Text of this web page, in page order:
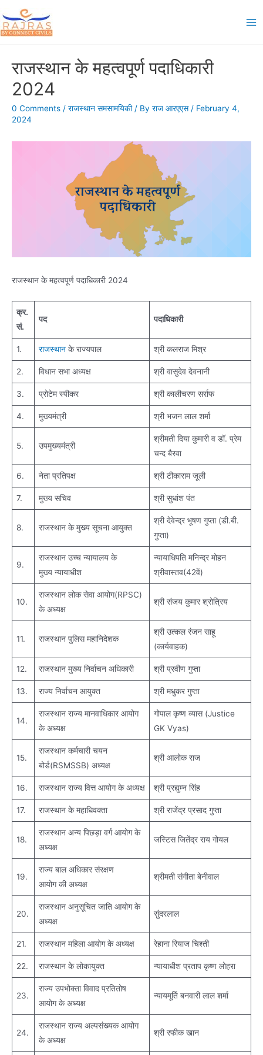
to
content
राजस्थान के महत्वपूर्ण पदाधिकारी
2024
0 Comments / राजस्थान समसामयिकी/ By राज आरएएस / February 4,
2024
राजस्थान के महत्वपूर्ण पदाधिकारी 2024
क्र.
सं.
पद पदाधिकारी
1. राजस्थानके राज्यपाल श्री कलराज मिश्र
2. विधान सभा अध्यक्ष श्री वासुदेव देवनानी
3. प्रोटेम स्पीकर श्री कालीचरण सर्राफ
4. मुख्यमंत्री श्री भजन लाल शर्मा
5. उपमुख्यमंत्री
श्रीमती दिया कुमारी व डॉ. प्रेम
चन्‍द बैरवा
6. नेता प्रतिपक्ष श्री टीकाराम जूली
7. मुख्य सचिव श्री सुधांश पंत
8. राजस्थान के मुख्य सूचना आयुक्त
श्री देवेन्द्र भूषण गुप्ता (डी.बी.
गुप्ता)
9.
राजस्थान उच्च न्यायालय के
मुख्य न्यायाधीश
न्यायाधिपति मनिन्द्र मोहन
श्रीवास्तव(42वें)
10.
राजस्थान लोक सेवा आयोग(RPSC)
के अध्यक्ष
श्री संजय कुमार श्रोत्रिय
11. राजस्थान पुलिस महानिदेशक
श्री उत्कल रंजन साहू
(कार्यवाहक)
12. राजस्थान मुख्य निर्वाचन अधिकारी श्री प्रवीण गुप्ता
13. राज्‍य निर्वाचन आयुक्‍त श्री मधुकर गुप्ता
14.
राजस्थान राज्य मानवाधिकार आयोग
के अध्यक्ष
गोपाल कृष्ण व्यास (Justice
GK Vyas)
15.
राजस्थान कर्मचारी चयन
बोर्ड(RSMSSB) अध्यक्ष
श्री आलोक राज
16. राजस्थान राज्य वित्त आयोग के अध्यक्ष श्री प्रद्युम्न सिंह
17. राजस्थान के महाधिवक्ता श्री राजेंद्र प्रसाद गुप्ता
18.
राजस्थान अन्य पिछड़ा वर्ग आयोग के
अध्यक्ष
जस्टिस जितेंद्र राय गोयल
19.
राज्य बाल अधिकार संरक्षण
आयोग की अध्यक्ष
श्रीमती संगीता बेनीवाल
20.
राजस्थान अनुसूचित जाति आयोग के
अध्यक्ष
सुंदरलाल
21. राजस्थान महिला आयोग के अध्यक्ष रेहाना रियाज चिश्ती
22. राजस्थान के लोकायुक्त न्यायाधीश प्रताप कृष्ण लोहरा
23.
राज्य उपभोक्ता विवाद प्रतितोष
आयोग के अध्यक्ष
न्यायमूर्ति बनवारी लाल शर्मा
24.
राजस्थान राज्य अल्पसंख्यक आयोग
के अध्यक्ष
श्री रफीक खान